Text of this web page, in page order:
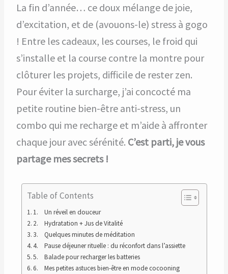
La fin d’année… ce doux mélange de joie,
d’excitation, et de (avouons-le) stress à gogo
! Entre les cadeaux, les courses, le froid qui
s’installe et la course contre la montre pour
clôturer les projets, difficile de rester zen.
Pour éviter la surcharge, j’ai concocté ma
petite routine bien-être anti-stress, un
combo qui me recharge et m’aide à affronter
chaque jour avec sérénité. C’est parti, je vous
partage mes secrets !
Table of Contents
1. Un réveil en douceur
2. Hydratation + Jus de Vitalité
3. Quelques minutes de méditation
4. Pause déjeuner rituelle : du réconfort dans l’assiette
5. Balade pour recharger les batteries
6. Mes petites astuces bien-être en mode cocooning